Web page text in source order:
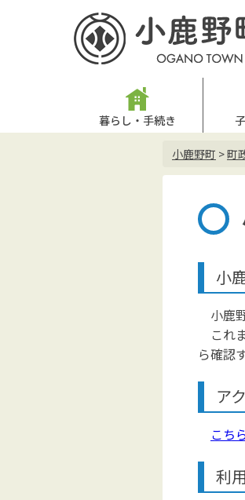
暮らし・手続き
小鹿野町 >町
小
小鹿
これ
ら確認
ア
こち
利